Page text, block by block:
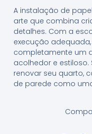
A instalação de
arte que combina
detalhes. Com a
execução
completamente um
acolhedor e
renovar seu quarto,
de parede como